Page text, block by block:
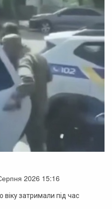
2026 15:16
віку затримали під час